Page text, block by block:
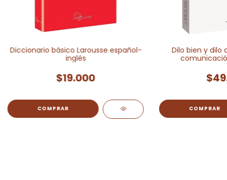
Diccionario básico Larousse español-
inglés
$19.000
Dilo bien y dilo